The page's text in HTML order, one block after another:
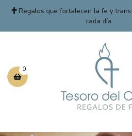
Regalos que fortalecen la fe y
cada día.
0